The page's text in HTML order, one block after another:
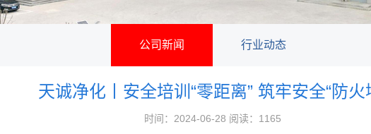
公司新闻 行业动态
天诚净化丨安全培训“零距离” 筑牢安全“防火
时间：2024-06-28 阅读：1165